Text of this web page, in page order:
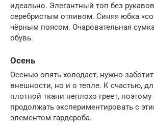
идеально. Элегантный топ без
серебристым отливом. Синяя юбка
чёрным поясом. Очаровательная
обувь.
Осень
Осенью опять холодает, нужно
внешности, но и о тепле. К счастью,
плотной ткани неплохо греет,
продолжать экспериментировать с
элементом гардероба.